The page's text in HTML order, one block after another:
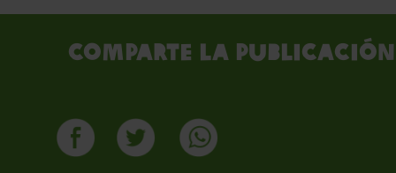
Comparte la publicación